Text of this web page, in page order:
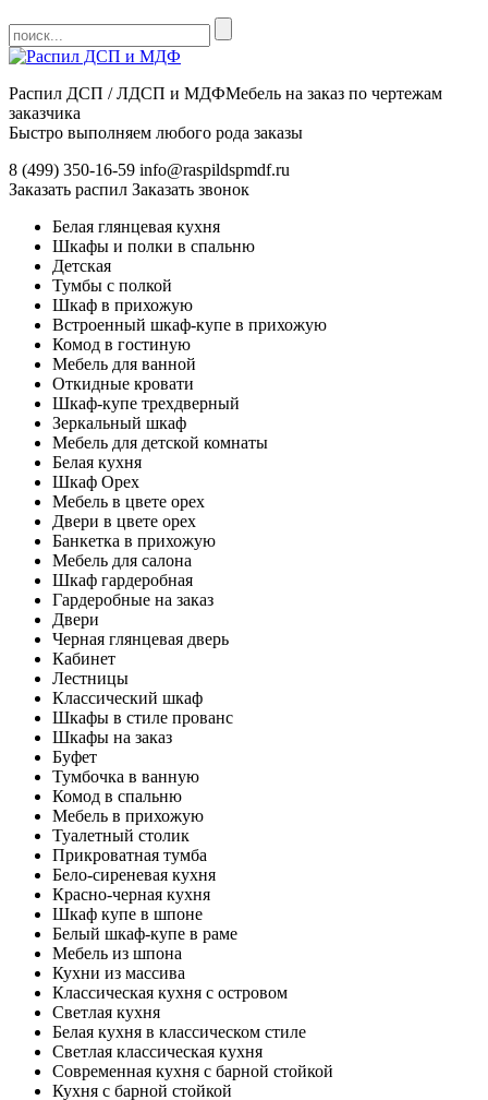
Распил ДСП / ЛДСП и МДФМебель на заказ по чертежам
заказчика
Быстро выполняем любого рода заказы
8 (499) 350-16-59 info@raspildspmdf.ru
Заказать распил Заказать звонок
Белая глянцевая кухня
Шкафы и полки в спальню
Детская
Тумбы с полкой
Шкаф в прихожую
Встроенный шкаф-купе в прихожую
Комод в гостиную
Мебель для ванной
Откидные кровати
Шкаф-купе трехдверный
Зеркальный шкаф
Мебель для детской комнаты
Белая кухня
Шкаф Орех
Мебель в цвете орех
Двери в цвете орех
Банкетка в прихожую
Мебель для салона
Шкаф гардеробная
Гардеробные на заказ
Двери
Черная глянцевая дверь
Кабинет
Лестницы
Классический шкаф
Шкафы в стиле прованс
Шкафы на заказ
Буфет
Тумбочка в ванную
Комод в спальню
Мебель в прихожую
Туалетный столик
Прикроватная тумба
Бело-сиреневая кухня
Красно-черная кухня
Шкаф купе в шпоне
Белый шкаф-купе в раме
Мебель из шпона
Кухни из массива
Классическая кухня с островом
Светлая кухня
Белая кухня в классическом стиле
Светлая классическая кухня
Современная кухня с барной стойкой
Кухня с барной стойкой